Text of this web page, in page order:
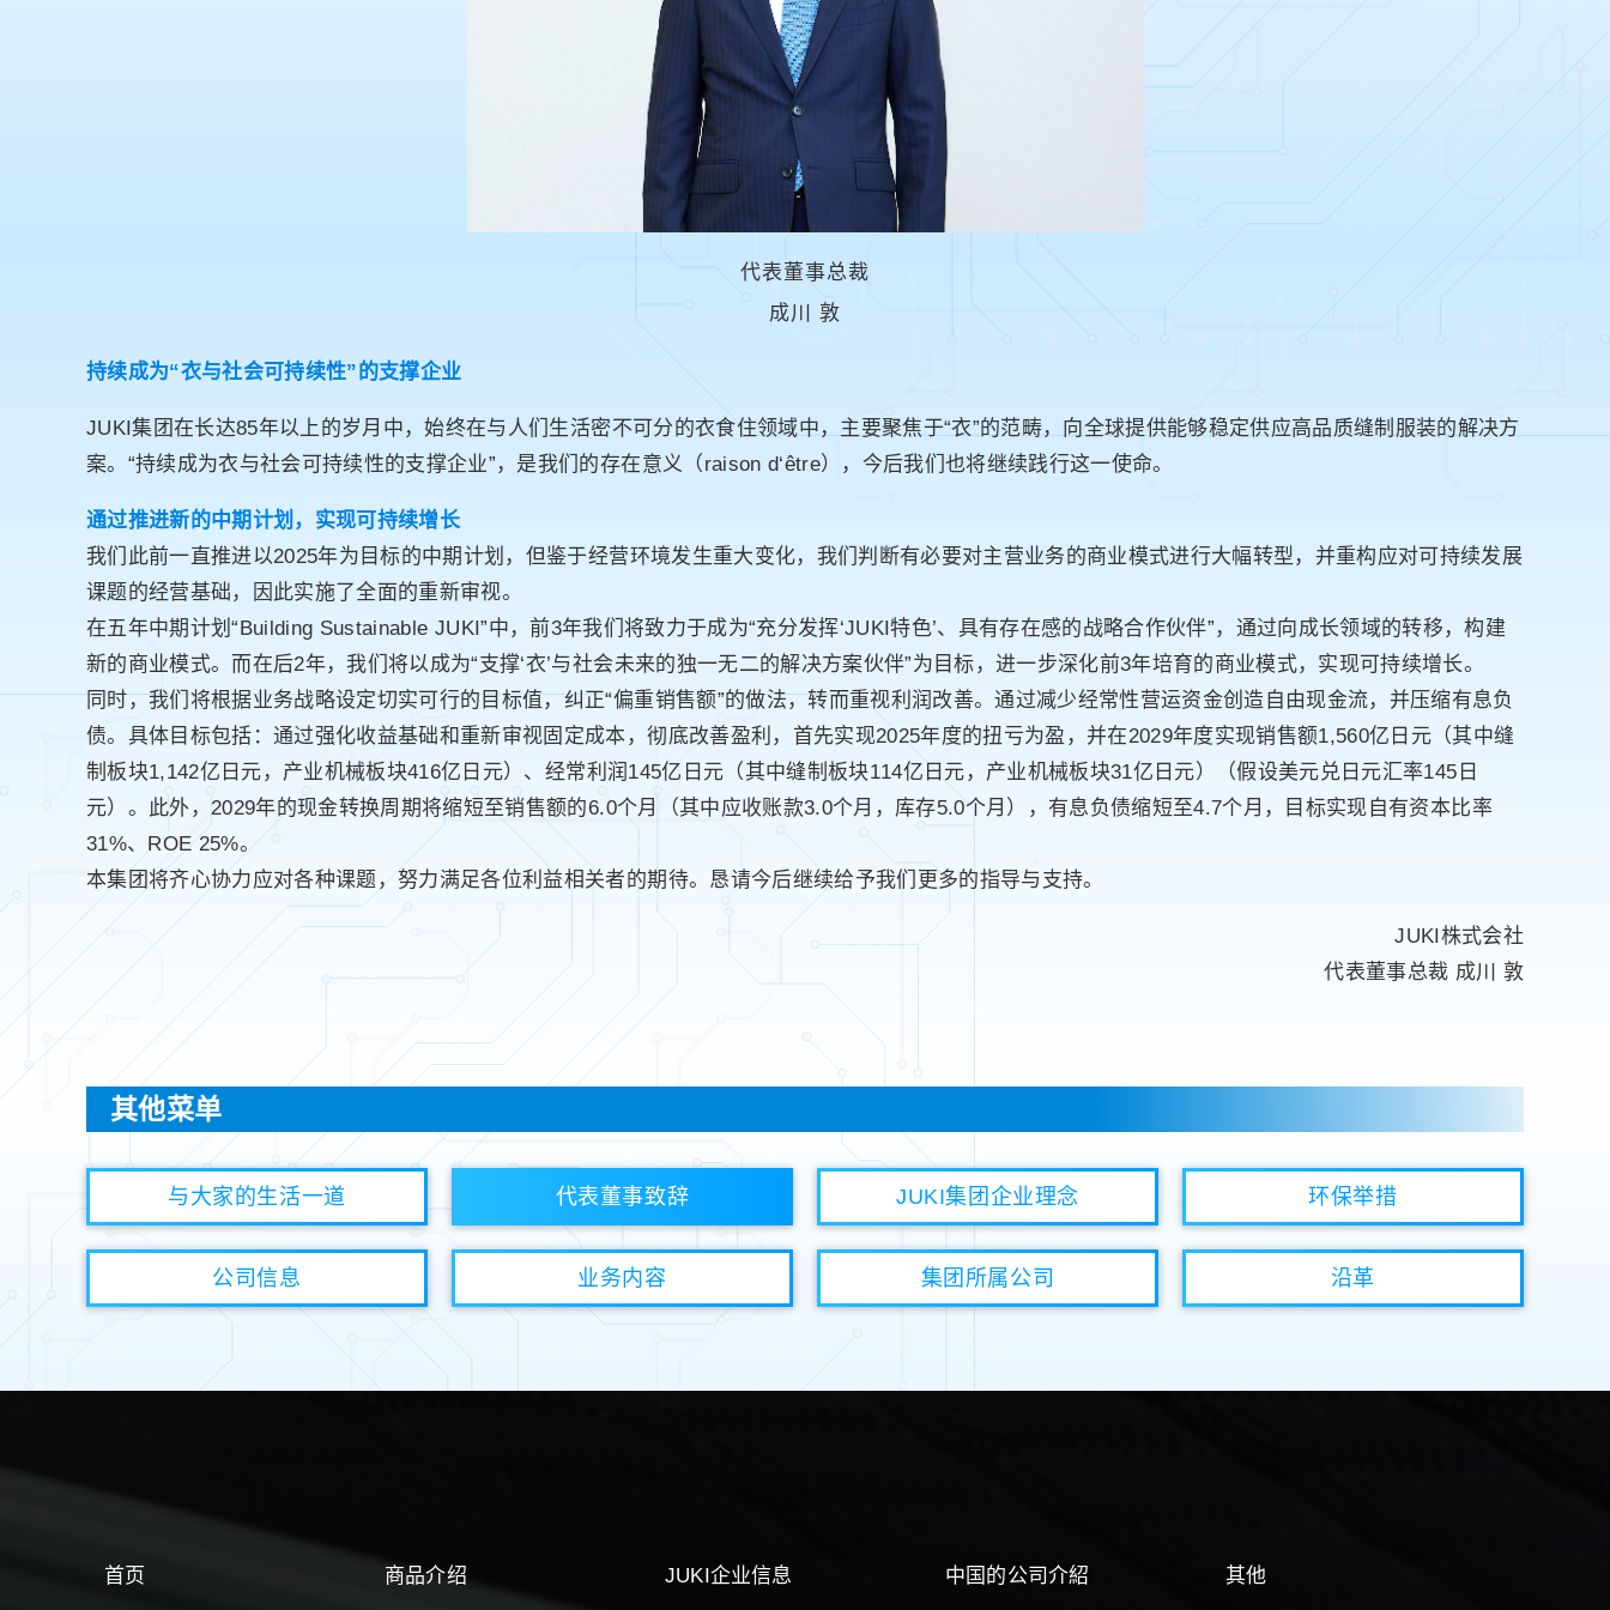
代表董事总裁
成川 敦
持续成为“衣与社会可持续性”的支撑企业
JUKI集团在长达85年以上的岁月中，始终在与人们生活密不可分的衣食住领域中，主要聚焦于“衣”的范畴，向全球提供能够稳定供应高品质缝制服装的解决方
案。“持续成为衣与社会可持续性的支撑企业”，是我们的存在意义（raison d‘être），今后我们也将继续践行这一使命。
通过推进新的中期计划，实现可持续增长
我们此前一直推进以2025年为目标的中期计划，但鉴于经营环境发生重大变化，我们判断有必要对主营业务的商业模式进行大幅转型，并重构应对可持续发展
课题的经营基础，因此实施了全面的重新审视。
在五年中期计划“Building Sustainable JUKI”中，前3年我们将致力于成为“充分发挥‘JUKI特色’、具有存在感的战略合作伙伴”，通过向成长领域的转移，构建
新的商业模式。而在后2年，我们将以成为“支撑‘衣’与社会未来的独一无二的解决方案伙伴”为目标，进一步深化前3年培育的商业模式，实现可持续增长。
同时，我们将根据业务战略设定切实可行的目标值，纠正“偏重销售额”的做法，转而重视利润改善。通过减少经常性营运资金创造自由现金流，并压缩有息负
债。具体目标包括：通过强化收益基础和重新审视固定成本，彻底改善盈利，首先实现2025年度的扭亏为盈，并在2029年度实现销售额1,560亿日元（其中缝
制板块1,142亿日元，产业机械板块416亿日元）、经常利润145亿日元（其中缝制板块114亿日元，产业机械板块31亿日元）（假设美元兑日元汇率145日
元）。此外，2029年的现金转换周期将缩短至销售额的6.0个月（其中应收账款3.0个月，库存5.0个月），有息负债缩短至4.7个月，目标实现自有资本比率
31%、ROE 25%。
本集团将齐心协力应对各种课题，努力满足各位利益相关者的期待。恳请今后继续给予我们更多的指导与支持。
JUKI株式会社
代表董事总裁 成川 敦
其他菜单
与大家的生活一道 代表董事致辞 JUKI集团企业理念 环保举措
公司信息 业务内容 集团所属公司 沿革
首页 商品介绍 JUKI企业信息 中国的公司介紹 其他